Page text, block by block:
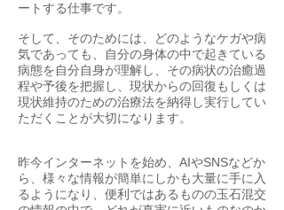
ートする仕事です。
そして、そのためには、どのようなケガや病
気であっても、自分の身体の中で起きている
病態を自分自身が理解し、その病状の治癒過
程や予後を把握し、現状からの回復もしくは
現状維持のための治療法を納得し実行してい
ただくことが大切になります。
昨今インターネットを始め、AIやSNSなどか
ら、様々な情報が簡単にしかも大量に手に入
るようになり、便利ではあるものの玉石混交